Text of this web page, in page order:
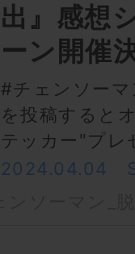
出』感想
ーン開催
#チェンソー
を投稿すると
テッカー"プレ
2024.04.04